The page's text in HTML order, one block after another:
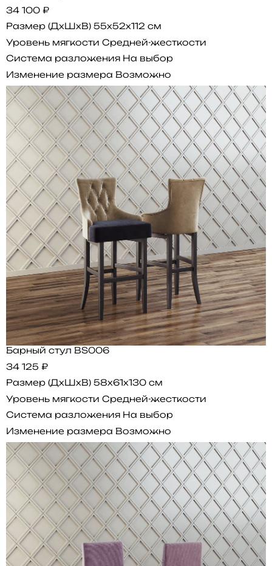
34 100 ₽
Размер (ДхШхВ) 55x52x112 см
Уровень мягкости Средней-жесткости
Система разложения На выбор
Изменение размера Возможно
Барный стул BS006
34 125 ₽
Размер (ДхШхВ) 58x61x130 см
Уровень мягкости Средней-жесткости
Система разложения На выбор
Изменение размера Возможно